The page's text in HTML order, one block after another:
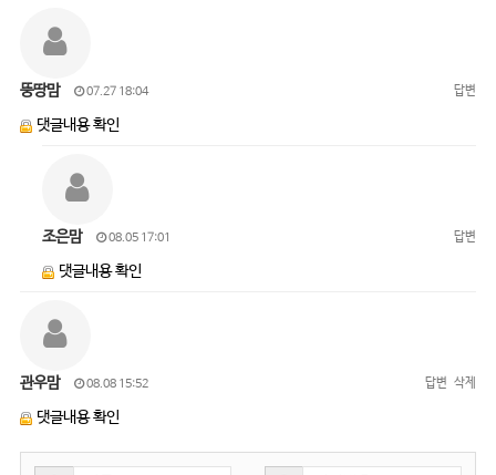
뚱땅맘 07.27 18:04 답변
댓글내용 확인
조은맘 08.05 17:01 답변
댓글내용 확인
관우맘 08.08 15:52 답변 삭제
댓글내용 확인